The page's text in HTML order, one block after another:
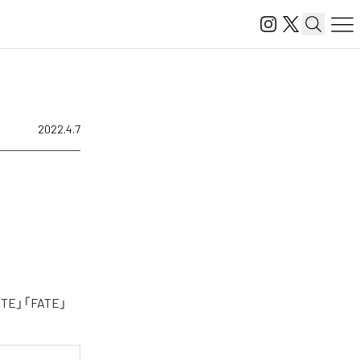
2022.4.7
「FATE」